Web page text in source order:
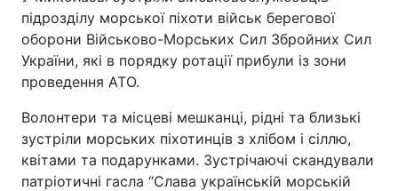
Головна Війна
Україна Політика
підрозділу морської піхоти військ берегової
оборони Військово-Морських Сил Збройних Сил
України, які в порядку ротації прибули із зони
проведення АТО.
Волонтери та місцеві мешканці, рідні та близькі
зустріли морських піхотинців з хлібом і сіллю,
квітами та подарунками. Зустрічаючі скандували
патріотичні гасла “Слава українській морській